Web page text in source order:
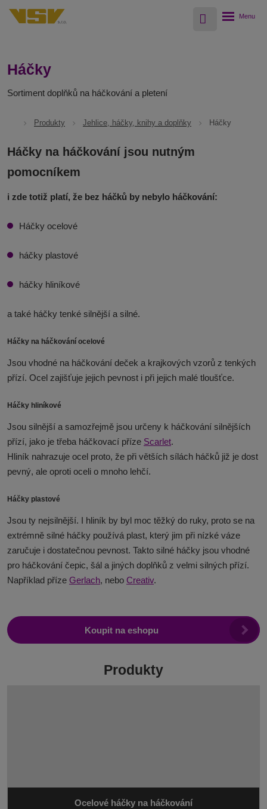
Vyhledávání
Rozbalení
Háčky
Sortiment doplňků na háčkování a pletení
Produkty Jehlice, háčky, knihy a doplňky Háčky
Háčky na háčkování jsou nutným
pomocníkem
i zde totiž platí, že bez háčků by nebylo háčkování:
Háčky ocelové
háčky plastové
háčky hliníkové
a také háčky tenké silnější a silné.
Háčky na háčkování ocelové
Jsou vhodné na háčkování deček a krajkových vzorů z tenkých
přízí. Ocel zajišťuje jejich pevnost i při jejich malé tloušťce.
Háčky hliníkové
Jsou silnější a samozřejmě jsou určeny k háčkování silnějších
přízí, jako je třeba háčkovací příze Scarlet.
Hliník nahrazuje ocel proto, že při větších sílách háčků již je dost
pevný, ale oproti oceli o mnoho lehčí.
Háčky plastové
Jsou ty nejsilnější. I hliník by byl moc těžký do ruky, proto se na
extrémně silné háčky používá plast, který jim při nízké váze
zaručuje i dostatečnou pevnost. Takto silné háčky jsou vhodné
pro háčkování čepic, šál a jiných doplňků z velmi silných přízí.
Například příze Gerlach, nebo Creativ.
Koupit na eshopu
Produkty
Ocelové háčky na háčkování